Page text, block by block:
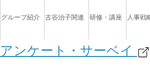
グループ紹介 古谷治子関連 研修・講座 人事戦
アンケート・サーベイ